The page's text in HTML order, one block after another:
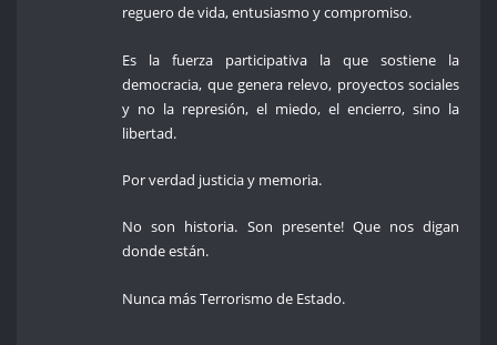
reguero de vida, entusiasmo y compromiso.
Es la fuerza participativa la que sostiene la
democracia, que genera relevo, proyectos sociales
y no la represión, el miedo, el encierro, sino la
libertad.
Por verdad justicia y memoria.
No son historia. Son presente! Que nos digan
donde están.
Nunca más Terrorismo de Estado.